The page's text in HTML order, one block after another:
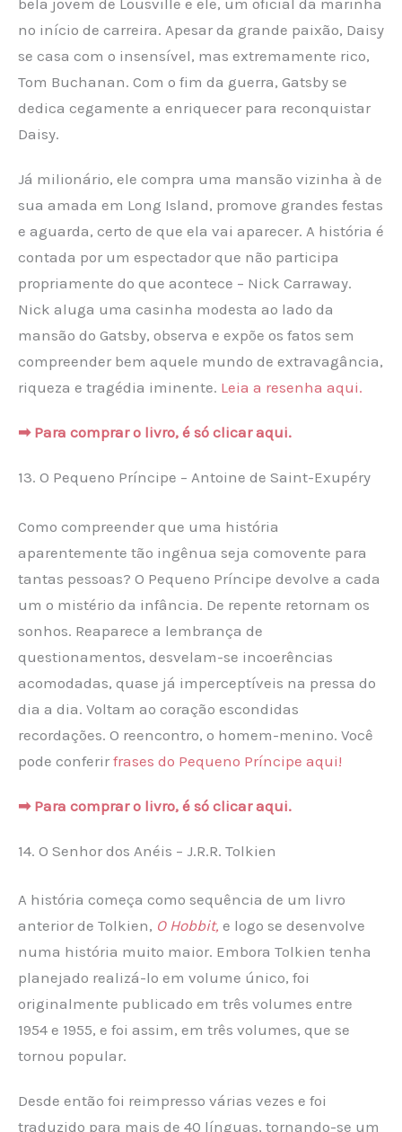
bela jovem de Lousville e ele, um oficial da marinha
no início de carreira. Apesar da grande paixão, Daisy
se casa com o insensível, mas extremamente rico,
Tom Buchanan. Com o fim da guerra, Gatsby se
dedica cegamente a enriquecer para reconquistar
Daisy.
Já milionário, ele compra uma mansão vizinha à de
sua amada em Long Island, promove grandes festas
e aguarda, certo de que ela vai aparecer. A história é
contada por um espectador que não participa
propriamente do que acontece – Nick Carraway.
Nick aluga uma casinha modesta ao lado da
mansão do Gatsby, observa e expõe os fatos sem
compreender bem aquele mundo de extravagância,
riqueza e tragédia iminente. Leia a resenha aqui.
➡ Para comprar o livro, é só clicar aqui.
13. O Pequeno Príncipe – Antoine de Saint-Exupéry
Como compreender que uma história
aparentemente tão ingênua seja comovente para
tantas pessoas? O Pequeno Príncipe devolve a cada
um o mistério da infância. De repente retornam os
sonhos. Reaparece a lembrança de
questionamentos, desvelam-se incoerências
acomodadas, quase já imperceptíveis na pressa do
dia a dia. Voltam ao coração escondidas
recordações. O reencontro, o homem-menino. Você
pode conferir frases do Pequeno Príncipe aqui!
➡ Para comprar o livro, é só clicar aqui.
14. O Senhor dos Anéis – J.R.R. Tolkien
A história começa como sequência de um livro
anterior de Tolkien, O Hobbit, e logo se desenvolve
numa história muito maior. Embora Tolkien tenha
planejado realizá-lo em volume único, foi
originalmente publicado em três volumes entre
1954 e 1955, e foi assim, em três volumes, que se
tornou popular.
Desde então foi reimpresso várias vezes e foi
traduzido para mais de 40 línguas, tornando-se um